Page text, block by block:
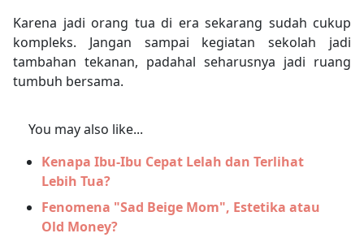
Karena jadi orang tua di era sekarang sudah cukup
kompleks. Jangan sampai kegiatan sekolah jadi
tambahan tekanan, padahal seharusnya jadi ruang
tumbuh bersama.
You may also like...
Kenapa Ibu-Ibu Cepat Lelah dan Terlihat
Lebih Tua?
Fenomena "Sad Beige Mom", Estetika atau
Old Money?